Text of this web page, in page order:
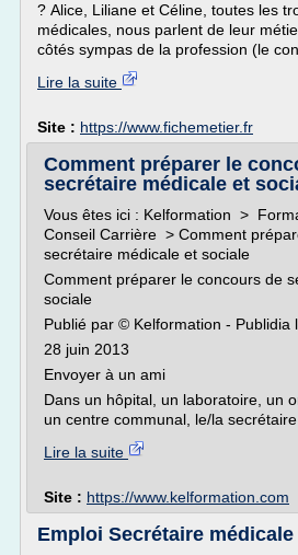
? Alice, Liliane et Céline, toutes les
médicales, nous parlent de leur
côtés sympas de la profession (le
Lire la suite
Site : https://www.fichemetier.fr
Comment préparer le
secrétaire médicale et
Vous êtes ici : Kelformation >
Conseil Carrière > Comment
secrétaire médicale et sociale
Comment préparer le concours de
sociale
Publié par © Kelformation - Publidia
28 juin 2013
Envoyer à un ami
Dans un hôpital, un laboratoire, un
un centre communal, le/la secrétaire
Lire la suite
Site : https://www.kelformation.com
Emploi Secrétaire